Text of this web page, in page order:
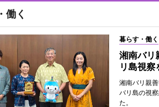
働く
暮らす・働く
湘南バリ
リ島視
湘南バリ親
バリ島の視
た。